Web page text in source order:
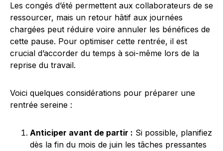
Les congés d’été permettent aux collaborateurs de se
ressourcer, mais un retour hâtif aux journées
chargées peut réduire voire annuler les bénéfices de
cette pause. Pour optimiser cette rentrée, il est
crucial d’accorder du temps à soi-même lors de la
reprise du travail.
Voici quelques considérations pour préparer une
rentrée sereine :
Anticiper avant de partir : Si possible, planifiez
dès la fin du mois de juin les tâches pressantes